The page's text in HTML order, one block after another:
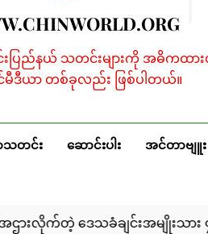
းပြည်နယ် သတင်းများကို အဓိကထား
မီဒီယာ တစ်ခုလည်း ဖြစ်ပါတယ်။
သတင်း ဆောင်းပါး အင်တာဗျူး
ချင်းအမျိုးသား ၄ ဦးကို ULA/